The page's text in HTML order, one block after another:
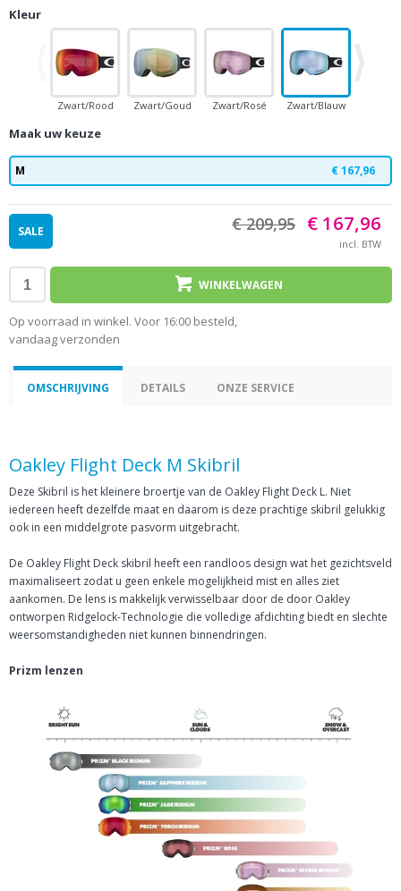
Kleur
Zwart/Rood Zwart/Goud Zwart/Rosé Zwart/Blauw
Maak uw keuze
M € 167,96
SALE € 209,95 € 167,96
incl. BTW
WINKELWAGEN
Op voorraad in winkel. Voor 16:00 besteld,
vandaag verzonden
OMSCHRIJVING DETAILS ONZE SERVICE
Oakley Flight Deck M Skibril
Deze Skibril is het kleinere broertje van de Oakley Flight Deck L. Niet
iedereen heeft dezelfde maat en daarom is deze prachtige skibril gelukkig
ook in een middelgrote pasvorm uitgebracht.
De Oakley Flight Deck skibril heeft een randloos design wat het gezichtsveld
maximaliseert zodat u geen enkele mogelijkheid mist en alles ziet
aankomen. De lens is makkelijk verwisselbaar door de door Oakley
ontworpen Ridgelock-Technologie die volledige afdichting biedt en slechte
weersomstandigheden niet kunnen binnendringen.
Prizm lenzen